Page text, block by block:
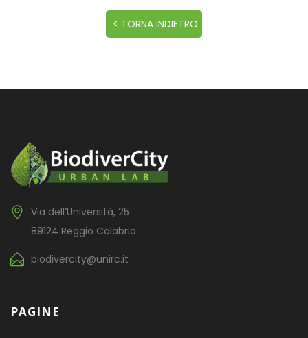
Via dell’Università, 25
89124 Reggio Calabria
biodivercity@unirc.it
PAGINE